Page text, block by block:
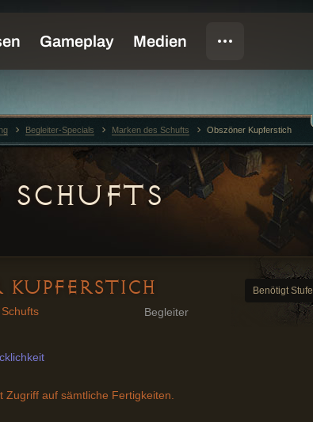
Benötigt Stufe
KUPFERSTICH
Begleiter
Zugriff auf sämtliche Fertigkeiten.
Begleiter-Specials Marken des Schufts Obszöner Kupferstich